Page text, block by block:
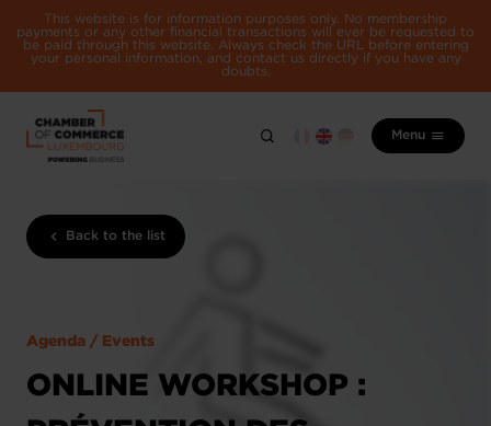
This website is for information purposes only. No membership
payments or any other financial transactions will ever be requested to
be paid through this website. Always check the URL before entering
your personal information, and contact us directly if you have any
doubts.
Menu
Back to the list
Agenda / Events
ONLINE WORKSHOP :